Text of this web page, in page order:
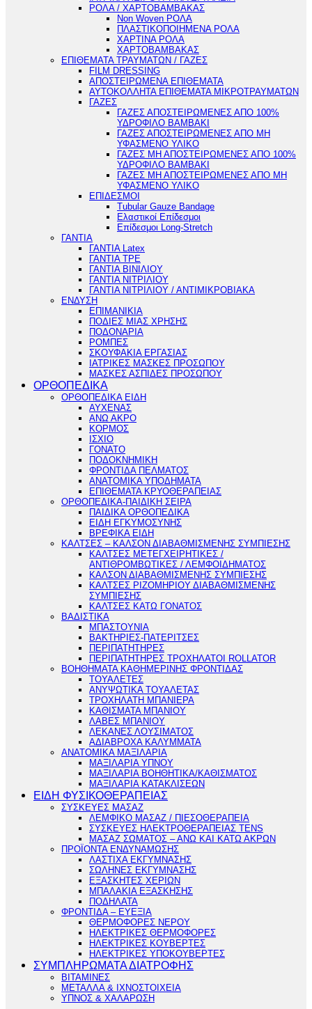
ΡΟΛΑ / ΧΑΡΤΟΒΑΜΒΑΚΑΣ
Non Woven ΡΟΛΑ
ΠΛΑΣΤΙΚΟΠΟΙΗΜΕΝΑ ΡΟΛΑ
ΧΑΡΤΙΝΑ ΡΟΛΑ
ΧΑΡΤΟΒΑΜΒΑΚΑΣ
ΕΠΙΘΕΜΑΤΑ ΤΡΑΥΜΑΤΩΝ / ΓΑΖΕΣ
FILM DRESSING
ΑΠΟΣΤΕΙΡΩΜΕΝΑ ΕΠΙΘΕΜΑΤΑ
ΑΥΤΟΚΟΛΛΗΤΑ ΕΠΙΘΕΜΑΤΑ ΜΙΚΡΟΤΡΑΥΜΑΤΩΝ
ΓΑΖΕΣ
ΓΑΖΕΣ ΑΠΟΣΤΕΙΡΩΜΕΝΕΣ ΑΠΟ 100%
ΥΔΡΟΦΙΛΟ ΒΑΜΒΑΚΙ
ΓΑΖΕΣ ΑΠΟΣΤΕΙΡΩΜΕΝΕΣ ΑΠΟ ΜΗ
ΥΦΑΣΜΕΝΟ ΥΛΙΚΟ
ΓΑΖΕΣ ΜΗ ΑΠΟΣΤΕΙΡΩΜΕΝΕΣ ΑΠΟ 100%
ΥΔΡΟΦΙΛΟ ΒΑΜΒΑΚΙ
ΓΑΖΕΣ ΜΗ ΑΠΟΣΤΕΙΡΩΜΕΝΕΣ ΑΠΟ ΜΗ
ΥΦΑΣΜΕΝΟ ΥΛΙΚΟ
ΕΠΙΔΕΣΜΟΙ
Tubular Gauze Bandage
Ελαστικοί Επίδεσμοι
Επίδεσμοι Long-Stretch
ΓΑΝΤΙΑ
ΓΑΝΤΙΑ Latex
ΓΑΝΤΙΑ TPE
ΓΑΝΤΙΑ ΒΙΝΙΛΙΟΥ
ΓΑΝΤΙΑ ΝΙΤΡΙΛΙΟΥ
ΓΑΝΤΙΑ ΝΙΤΡΙΛΙΟΥ / ΑΝΤΙΜΙΚΡΟΒΙΑΚΑ
ΕΝΔΥΣΗ
ΕΠΙΜΑΝΙΚΙΑ
ΠΟΔΙΕΣ ΜΙΑΣ ΧΡΗΣΗΣ
ΠΟΔΟΝΑΡΙΑ
ΡΟΜΠΕΣ
ΣΚΟΥΦΑΚΙΑ ΕΡΓΑΣΙΑΣ
ΙΑΤΡΙΚΕΣ ΜΑΣΚΕΣ ΠΡΟΣΩΠΟΥ
ΜΑΣΚΕΣ ΑΣΠΙΔΕΣ ΠΡΟΣΩΠΟΥ
ΟΡΘΟΠΕΔΙΚΑ
ΟΡΘΟΠΕΔΙΚΑ ΕΙΔΗ
ΑΥΧΕΝΑΣ
ΑΝΩ ΑΚΡΟ
ΚΟΡΜΟΣ
ΙΣΧΙΟ
ΓΟΝΑΤΟ
ΠΟΔΟΚΝΗΜΙΚΗ
ΦΡΟΝΤΙΔΑ ΠΕΛΜΑΤΟΣ
ΑΝΑΤΟΜΙΚΑ ΥΠΟΔΗΜΑΤΑ
ΕΠΙΘΕΜΑΤΑ ΚΡΥΟΘΕΡΑΠΕΙΑΣ
ΟΡΘΟΠΕΔΙΚΑ-ΠΑΙΔΙΚΗ ΣΕΙΡΑ
ΠΑΙΔΙΚΑ ΟΡΘΟΠΕΔΙΚΑ
ΕΙΔΗ ΕΓΚΥΜΟΣΥΝΗΣ
ΒΡΕΦΙΚΑ ΕΙΔΗ
ΚΑΛΤΣΕΣ – ΚΑΛΣΟΝ ΔΙΑΒΑΘΜΙΣΜΕΝΗΣ ΣΥΜΠΙΕΣΗΣ
ΚΑΛΤΣΕΣ ΜΕΤΕΓΧΕΙΡΗΤΙΚΕΣ /
ΑΝΤΙΘΡΟΜΒΩΤΙΚΕΣ / ΛΕΜΦΟΙΔΗΜΑΤΟΣ
ΚΑΛΣΟΝ ΔΙΑΒΑΘΜΙΣΜΕΝΗΣ ΣΥΜΠΙΕΣΗΣ
ΚΑΛΤΣΕΣ ΡΙΖΟΜΗΡΙΟΥ ΔΙΑΒΑΘΜΙΣΜΕΝΗΣ
ΣΥΜΠΙΕΣΗΣ
ΚΑΛΤΣΕΣ ΚΑΤΩ ΓΟΝΑΤΟΣ
ΒΑΔΙΣΤΙΚΑ
ΜΠΑΣΤΟΥΝΙΑ
ΒΑΚΤΗΡΙΕΣ-ΠΑΤΕΡΙΤΣΕΣ
ΠΕΡΙΠΑΤΗΤΗΡΕΣ
ΠΕΡΙΠΑΤΗΤΗΡΕΣ ΤΡΟΧΗΛΑΤΟΙ ROLLATOR
ΒΟΗΘΗΜΑΤΑ ΚΑΘΗΜΕΡΙΝΗΣ ΦΡΟΝΤΙΔΑΣ
ΤΟΥΑΛΕΤΕΣ
ΑΝΥΨΩΤΙΚΑ ΤΟΥΑΛΕΤΑΣ
ΤΡΟΧΗΛΑΤΗ ΜΠΑΝΙΕΡΑ
ΚΑΘΙΣΜΑΤΑ ΜΠΑΝΙΟΥ
ΛΑΒΕΣ ΜΠΑΝΙΟΥ
ΛΕΚΑΝΕΣ ΛΟΥΣΙΜΑΤΟΣ
ΑΔΙΑΒΡΟΧΑ ΚΑΛΥΜΜΑΤΑ
ΑΝΑΤΟΜΙΚΑ ΜΑΞΙΛΑΡΙΑ
ΜΑΞΙΛΑΡΙΑ ΥΠΝΟΥ
ΜΑΞΙΛΑΡΙΑ ΒΟΗΘΗΤΙΚΑ/ΚΑΘΙΣΜΑΤΟΣ
ΜΑΞΙΛΑΡΙΑ ΚΑΤΑΚΛΙΣΕΩΝ
ΕΙΔΗ ΦΥΣΙΚΟΘΕΡΑΠΕΙΑΣ
ΣΥΣΚΕΥΕΣ ΜΑΣΑΖ
ΛΕΜΦΙΚΟ ΜΑΣΑΖ / ΠΙΕΣΟΘΕΡΑΠΕΙΑ
ΣΥΣΚΕΥΕΣ ΗΛΕΚΤΡΟΘΕΡΑΠΕΙΑΣ TENS
ΜΑΣΑΖ ΣΩΜΑΤΟΣ – ΑΝΩ ΚΑΙ ΚΑΤΩ ΑΚΡΩΝ
ΠΡΟΪΟΝΤΑ ΕΝΔΥΝΑΜΩΣΗΣ
ΛΑΣΤΙΧΑ ΕΚΓΥΜΝΑΣΗΣ
ΣΩΛΗΝΕΣ ΕΚΓΥΜΝΑΣΗΣ
ΕΞΑΣΚΗΤΕΣ ΧΕΡΙΩΝ
ΜΠΑΛΑΚΙΑ ΕΞΑΣΚΗΣΗΣ
ΠΟΔΗΛΑΤΑ
ΦΡΟΝΤΙΔΑ – ΕΥΕΞΙΑ
ΘΕΡΜΟΦΟΡΕΣ ΝΕΡΟΥ
ΗΛΕΚΤΡΙΚΕΣ ΘΕΡΜΟΦΟΡΕΣ
ΗΛΕΚΤΡΙΚΕΣ ΚΟΥΒΕΡΤΕΣ
ΗΛΕΚΤΡΙΚΕΣ ΥΠΟΚΟΥΒΕΡΤΕΣ
ΣΥΜΠΛΗΡΩΜΑΤΑ ΔΙΑΤΡΟΦΗΣ
ΒΙΤΑΜΙΝΕΣ
ΜΕΤΑΛΛΑ & ΙΧΝΟΣΤΟΙΧΕΙΑ
ΥΠΝΟΣ & ΧΑΛΑΡΩΣΗ